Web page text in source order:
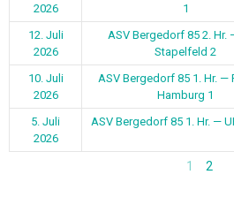
2026
1
12. Juli
2026
ASV Bergedorf 85 2. Hr.
Stapelfeld 2
10. Juli
2026
ASV Bergedorf 85 1. Hr. —
Hamburg 1
5. Juli
2026
ASV Bergedorf 85 1. Hr. —
1 2